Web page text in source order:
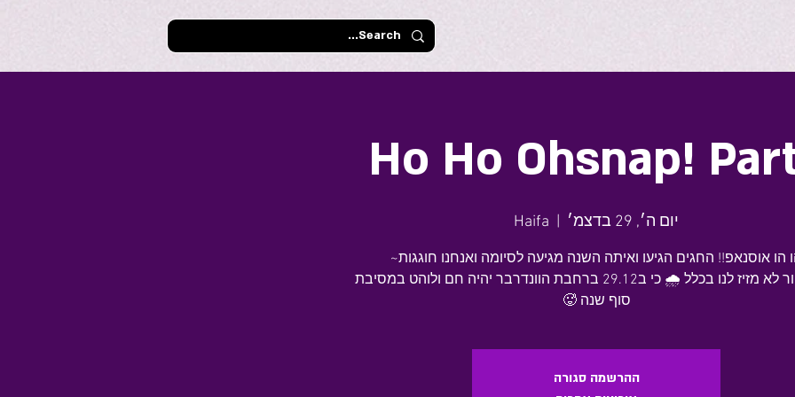
Ho Ho Ohsnap!
יום ה׳, 29 בדצמ׳ Haifa
⛈️ הכפור לא מזיז לנו בכלל 🌧️ כי ב29.12 ברחבת הוונדרבר יהיה חם ולוהט במסיבת
סוף שנה 🥵
ההרשמה סגורה